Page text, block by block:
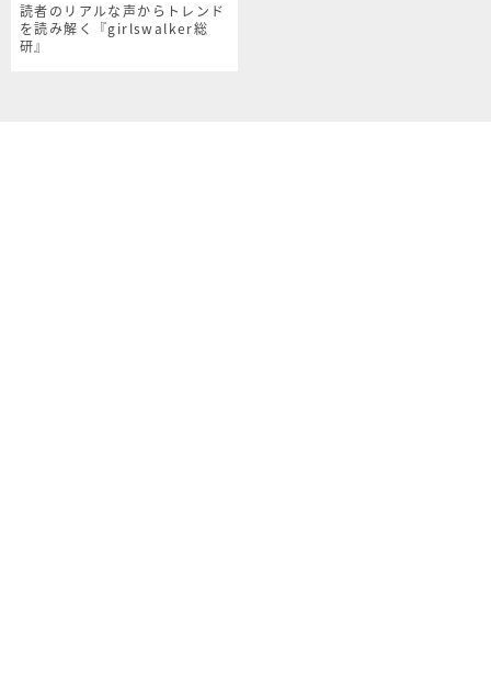
読者のリアルな声からトレンド
を読み解く『girlswalker総
研』